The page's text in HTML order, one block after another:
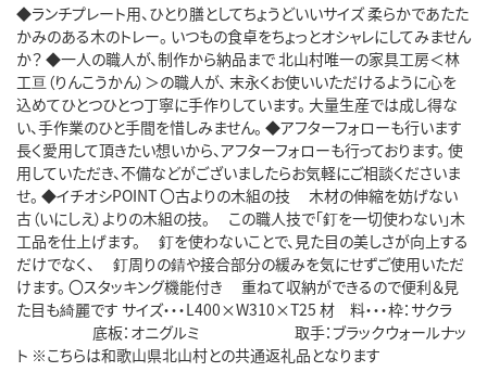
◆ランチプレート用、ひとり膳としてちょうどいいサイズ 柔らかであたた
かみのある木のトレー。 いつもの食卓をちょっとオシャレにしてみません
か？ ◆一人の職人が、制作から納品まで 北山村唯一の家具工房＜林
工亘（りんこうかん）＞の職人が、 末永くお使いいただけるように心を
込めてひとつひとつ丁寧に手作りしています。 大量生産では成し得な
い、手作業のひと手間を惜しみません。 ◆アフターフォローも行います
長く愛用して頂きたい想いから、アフターフォローも行っております。 使
用していただき、不備などがございましたらお気軽にご相談くださいま
せ。 ◆イチオシPOINT 〇古よりの木組の技 木材の伸縮を妨げない
古（いにしえ）よりの木組の技。 この職人技で「釘を一切使わない」木
工品を仕上げます。 釘を使わないことで、見た目の美しさが向上する
だけでなく、 釘周りの錆や接合部分の緩みを気にせずご使用いただ
けます。 〇スタッキング機能付き 重ねて収納ができるので便利＆見
た目も綺麗です サイズ・・・L400×W310×T25 材 料・・・枠：サクラ
底板：オニグルミ 取手：ブラックウォールナッ
ト ※こちらは和歌山県北山村との共通返礼品となります